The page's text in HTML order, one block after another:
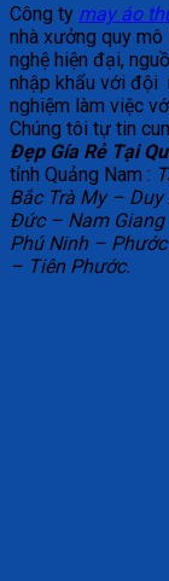
Công ty may áo
nhà xưởng quy
nghệ hiện đại,
nhập khẩu với đội
nghiệm làm việc
Chúng tôi tự tin
Đẹp Gía Rẻ Tại
tỉnh Quảng Nam :
Bắc Trà My –
Đức – Nam
Phú Ninh –
– Tiên Phước.